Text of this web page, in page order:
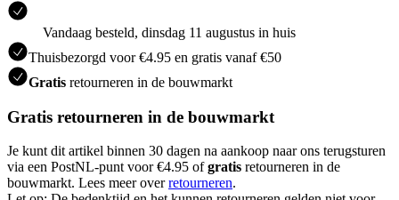
Vandaag besteld, dinsdag 11 augustus in huis
Thuisbezorgd voor €4.95 en gratis vanaf €50
Gratis retourneren in de bouwmarkt
Gratis retourneren in de bouwmarkt
Je kunt dit artikel binnen 30 dagen na aankoop naar ons terugsturen
via een PostNL-punt voor €4.95 ofgratis retourneren in de
bouwmarkt. Lees meer overretourneren.